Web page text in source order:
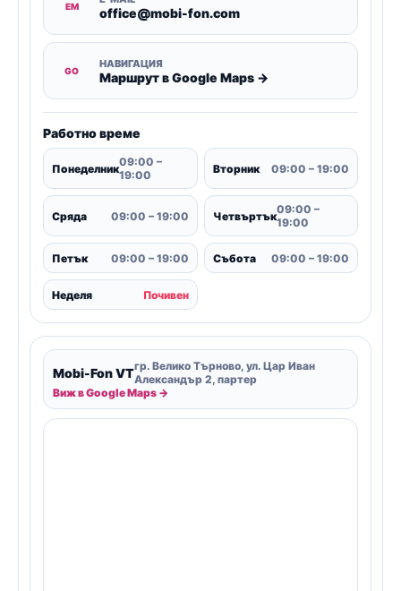
EM office@mobi-fon.com
GO
НАВИГАЦИЯ
Маршрут в Google Maps →
Работно време
Понеделник09:00 –
19:00
Вторник 09:00 – 19:00
Сряда 09:00 – 19:00 Четвъртък09:00 –
19:00
Петък 09:00 – 19:00 Събота 09:00 – 19:00
Неделя Почивен
Mobi-Fon VTгр. Велико Търново, ул. Цар Иван
Александър 2, партер
Виж в Google Maps →